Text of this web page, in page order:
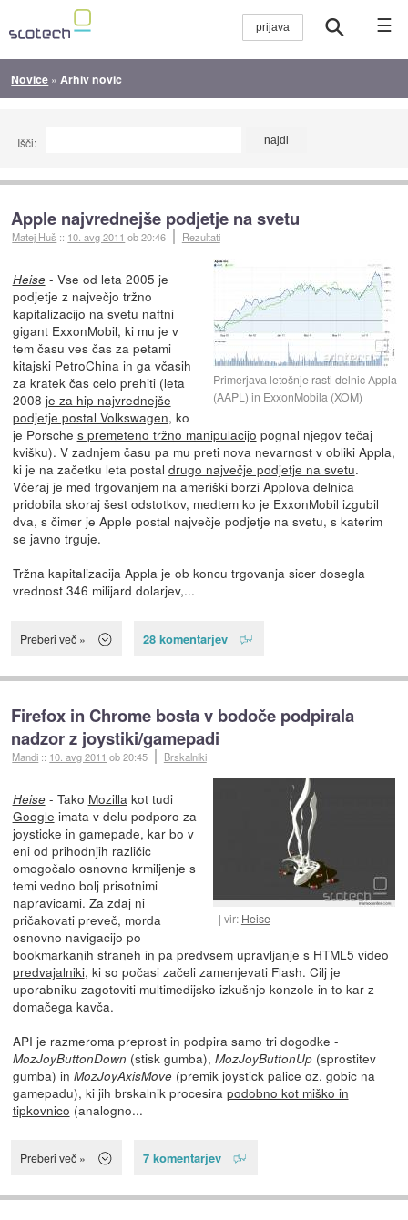
☰
Novice » Arhiv novic
Išči:
Apple najvrednejše podjetje na svetu
Matej Huš :: 10. avg 2011 ob 20:46 Rezultati
Primerjava letošnje rasti delnic Appla
(AAPL) in ExxonMobila (XOM)
Heise- Vse od leta 2005 je
podjetje z največjo tržno
kapitalizacijo na svetu naftni
gigant ExxonMobil, ki mu je v
tem času ves čas za petami
kitajski PetroChina in ga včasih
za kratek čas celo prehiti (leta
2008 je za hip najvrednejše
podjetje postal Volkswagen, ko
je Porsche s premeteno tržno manipulacijo pognal njegov tečaj
kvišku). V zadnjem času pa mu preti nova nevarnost v obliki Appla,
ki je na začetku leta postal drugo največje podjetje na svetu.
Včeraj je med trgovanjem na ameriški borzi Applova delnica
pridobila skoraj šest odstotkov, medtem ko je ExxonMobil izgubil
dva, s čimer je Apple postal največje podjetje na svetu, s katerim
se javno trguje.
Tržna kapitalizacija Appla je ob koncu trgovanja sicer dosegla
vrednost 346 milijard dolarjev,...
Preberi več » 28 komentarjev
Firefox in Chrome bosta v bodoče podpirala
nadzor z joystiki/gamepadi
Mandi :: 10. avg 2011 ob 20:45 Brskalniki
vir: Heise
Heise- Tako Mozilla kot tudi
Google imata v delu podporo za
joysticke in gamepade, kar bo v
eni od prihodnjih različic
omogočalo osnovno krmiljenje s
temi vedno bolj prisotnimi
napravicami. Za zdaj ni
pričakovati preveč, morda
osnovno navigacijo po
bookmarkanih straneh in pa predvsem upravljanje s HTML5 video
predvajalniki, ki so počasi začeli zamenjevati Flash. Cilj je
uporabniku zagotoviti multimedijsko izkušnjo konzole in to kar z
domačega kavča.
API je razmeroma preprost in podpira samo tri dogodke -
MozJoyButtonDown (stisk gumba), MozJoyButtonUp(sprostitev
gumba) in MozJoyAxisMove(premik joystick palice oz. gobic na
gamepadu), ki jih brskalnik procesira podobno kot miško in
tipkovnico (analogno...
Preberi več » 7 komentarjev